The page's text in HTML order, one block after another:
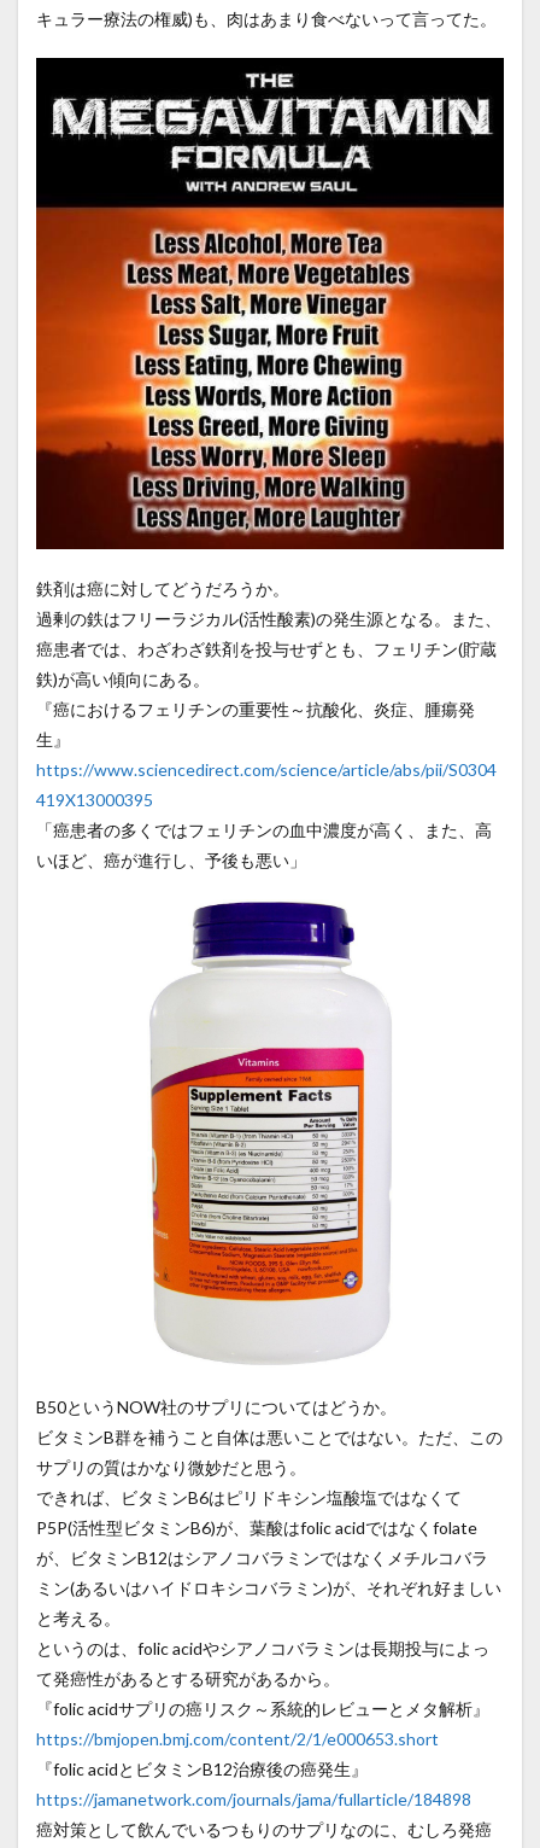
キュラー療法の権威)も、肉はあまり食べないって言ってた。
鉄剤は癌に対してどうだろうか。
過剰の鉄はフリーラジカル(活性酸素)の発生源となる。また、
癌患者では、わざわざ鉄剤を投与せずとも、フェリチン(貯蔵
鉄)が高い傾向にある。
『癌におけるフェリチンの重要性～抗酸化、炎症、腫瘍発
生』
https://www.sciencedirect.com/science/article/abs/pii/S0304
419X13000395
「癌患者の多くではフェリチンの血中濃度が高く、また、高
いほど、癌が進行し、予後も悪い」
B50というNOW社のサプリについてはどうか。
ビタミンB群を補うこと自体は悪いことではない。ただ、この
サプリの質はかなり微妙だと思う。
できれば、ビタミンB6はピリドキシン塩酸塩ではなくて
P5P(活性型ビタミンB6)が、葉酸はfolic acidではなくfolate
が、ビタミンB12はシアノコバラミンではなくメチルコバラ
ミン(あるいはハイドロキシコバラミン)が、それぞれ好ましい
と考える。
というのは、folic acidやシアノコバラミンは長期投与によっ
て発癌性があるとする研究があるから。
『folic acidサプリの癌リスク～系統的レビューとメタ解析』
https://bmjopen.bmj.com/content/2/1/e000653.short
『folic acidとビタミンB12治療後の癌発生』
https://jamanetwork.com/journals/jama/fullarticle/184898
癌対策として飲んでいるつもりのサプリなのに、むしろ発癌